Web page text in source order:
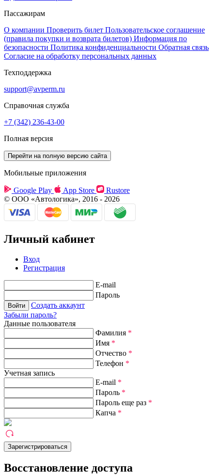
Пассажирам
О компании Проверить билет Пользовательское соглашение
(правила покупки и возврата билетов) Информация по
безопасности Политика конфиденциальности Обратная связь
Согласие на обработку персональных данных
Техподдержка
support@avperm.ru
Справочная служба
+7 (342) 236-43-00
Полная версия
Мобильные приложения
Google Play App Store
Rustore
© ООО «Автологика», 2016 - 2026
Личный кабинет
Вход
Регистрация
E-mail
Пароль
Создать аккаунт
Забыли пароль?
Данные пользователя
Фамилия *
Имя *
Отчество *
Телефон *
Учетная запись
E-mail *
Пароль *
Пароль еще раз *
Капча *
Восстановление доступа